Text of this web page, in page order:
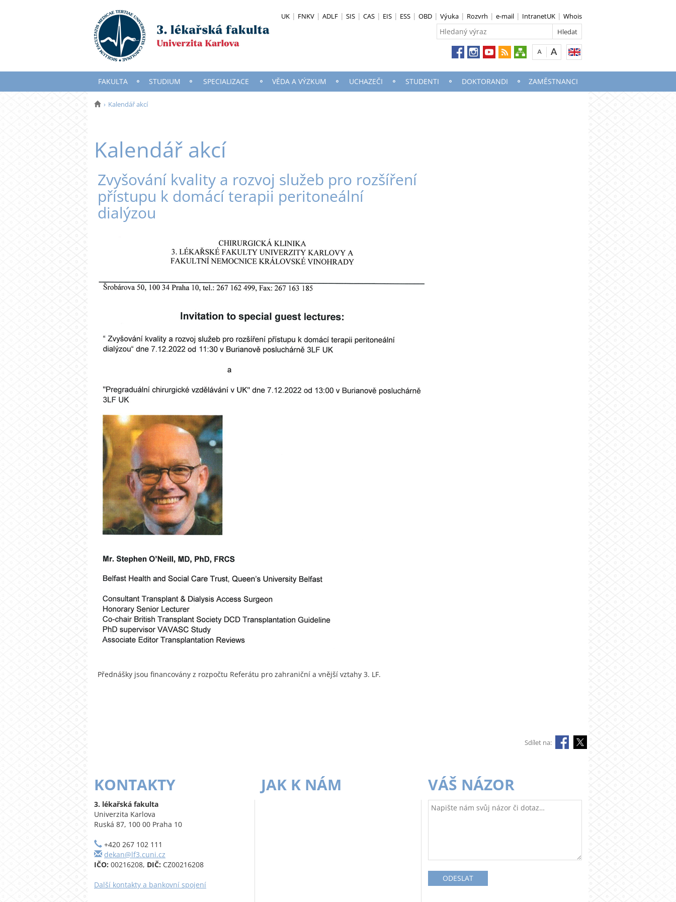
UK FNKV ADLF SIS CAS EIS ESS OBD Výuka Rozvrh e-mail IntranetUK Whois
FAKULTA STUDIUM SPECIALIZACE VĚDA A VÝZKUM UCHAZEČI STUDENTI DOKTORANDI ZAMĚSTNANCI
Kalendář akcí
Kalendář akcí
Zvyšování kvality a rozvoj služeb pro rozšíření
přístupu k domácí terapii peritoneální
dialýzou
Přednášky jsou financovány z rozpočtu Referátu pro zahraniční a vnější vztahy 3. LF.
Sdílet na:
KONTAKTY
3. lékařská fakulta
Univerzita Karlova
Ruská 87, 100 00 Praha 10
+420 267 102 111
dekan@lf3.cuni.cz
IČO: 00216208, DIČ: CZ00216208
Další kontakty a bankovní spojení
JAK K NÁM VÁŠ NÁZOR